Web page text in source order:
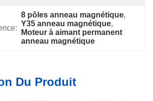
8 pôles anneau magnétique,
Y35 anneau magnétique,
Moteur à aimant permanent
anneau magnétique
Du Produit